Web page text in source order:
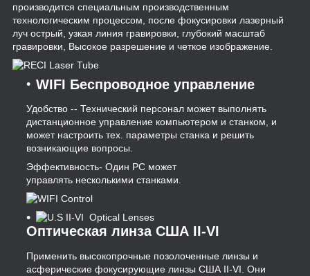
производится специальным производственным
технологическим процессом, после фокусировки лазерный
луч острый, узкая линия гравировки, глубокий масштаб
гравировки, Высокое разрешение и четкое изображение.
WIFI Беспроводное управление
Удобство -- Технический персонал может выполнять
дистанционное управление компьютером и станком, и
может настроить тех. параметры станка и решить
возникающие вопросы.
Эффективность- Один PC может
управлять несколькими станками.
Оптическая линза США II-VI
Применить высокопрочные позолоченные линзы и
асферические фокусирующие линзы США II-VI. Они